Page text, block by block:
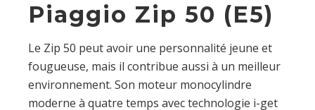
Piaggio Zip 50 (E5)
Le Zip 50 peut avoir une personnalité jeune et
fougueuse, mais il contribue aussi à un meilleur
environnement. Son moteur monocylindre
moderne à quatre temps avec technologie i-get